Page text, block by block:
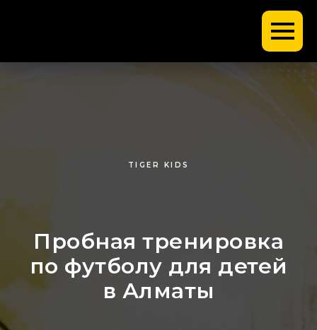
TIGER KIDS
Пробная тренировка
по футболу для детей
в Алматы